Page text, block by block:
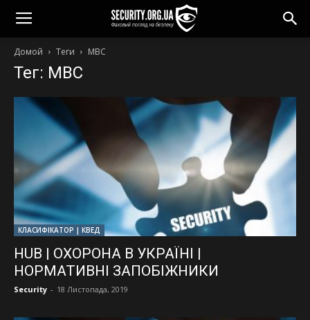
Домой Теги МВС
Тег: МВС
КЛАСИФІКАТОР | КВЕД
HUB | ОХОРОНА В УКРАЇНІ |
НОРМАТИВНІ ЗАПОБІЖНИКИ
Security - 18 Листопада, 2019